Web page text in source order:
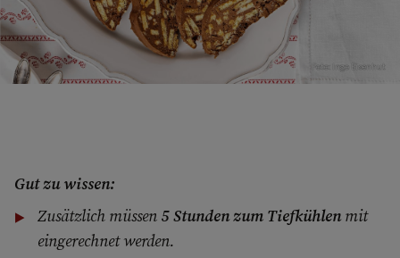
Foto: Ingo Eisenhut
Gut zu wissen:
Zusätzlich müssen 5 Stunden zum Tiefkühlenmit
eingerechnet werden.